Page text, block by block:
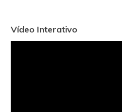
Vídeo Interativo